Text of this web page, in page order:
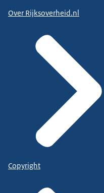
Over Rijksoverheid.nl
Copyright